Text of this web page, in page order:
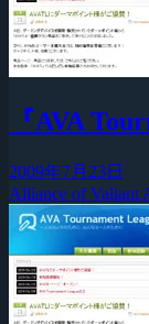
『AVA
2009年7月23日
Alliance of Valiant